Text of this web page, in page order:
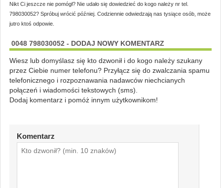
Nikt Ci jeszcze nie pomógł? Nie udało się dowiedzieć do kogo należy nr tel.
798030052? Spróbuj wrócić później. Codziennie odwiedzają nas tysiące osób, może
jutro ktoś odpowie.
0048 798030052 - DODAJ NOWY KOMENTARZ
Wiesz lub domyślasz się kto dzwonił i do kogo należy szukany
przez Ciebie numer telefonu? Przyłącz się do zwalczania spamu
telefonicznego i rozpoznawania nadawców niechcianych
połączeń i wiadomości tekstowych (sms).
Dodaj komentarz i pomóż innym użytkownikom!
Komentarz